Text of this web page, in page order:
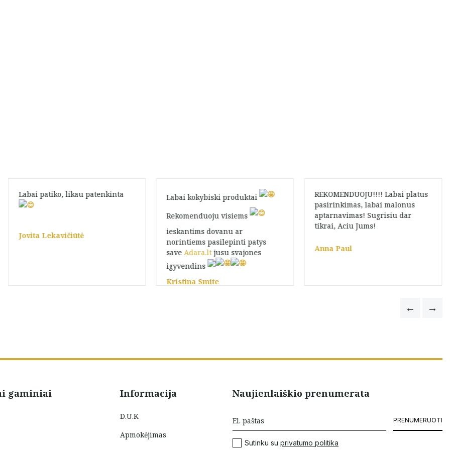
Labai patiko, likau patenkinta
Jovita Lekavičiūtė
Labai kokybiski produktai
Rekomenduoju visiems
ieskantims dovanu ar
norintiems pasilepinti patys
saveAdara.ltjusu svajones
igyvendins
Kristina Smite
REKOMENDUOJU!!!! Labai platus
pasirinkimas, labai malonus
aptarnavimas! Sugrisiu dar
tikrai, Aciu Jums!
Anna Paul
gaminiai Informacija
D.U.K
Apmokėjimas
Naujienlaiškio prenumerata
PRENUMERUOTI
Sutinku su privatumo politika